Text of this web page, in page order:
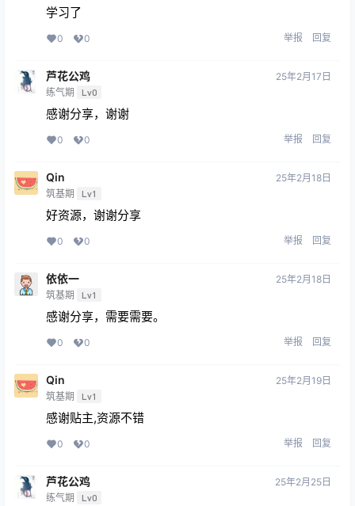
学习了
0 0 举报 回复
芦花公鸡
练气期 Lv0
25年2月17日
感谢分享，谢谢
0 0 举报 回复
Qin
筑基期 Lv1
25年2月18日
好资源，谢谢分享
0 0 举报 回复
依依一
筑基期 Lv1
25年2月18日
感谢分享，需要需要。
0 0 举报 回复
Qin
筑基期 Lv1
25年2月19日
感谢贴主,资源不错
0 0 举报 回复
芦花公鸡
练气期 Lv0
25年2月25日